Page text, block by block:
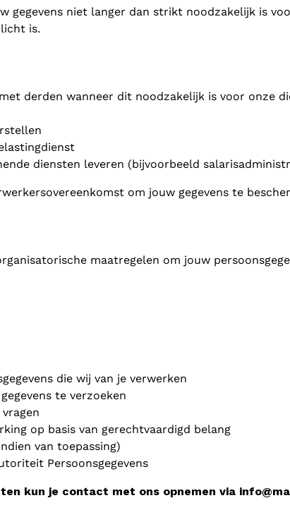
gegevens niet langer dan strikt noodzakelijk is
is.
derden wanneer dit noodzakelijk is voor onze
diensten leveren (bijvoorbeeld
om jouw gegevens te
maatregelen om jouw
die wij van je verwerken
te verzoeken
op basis van gerechtvaardigd belang
van toepassing)
Persoonsgegevens
kun je contact met ons opnemen via